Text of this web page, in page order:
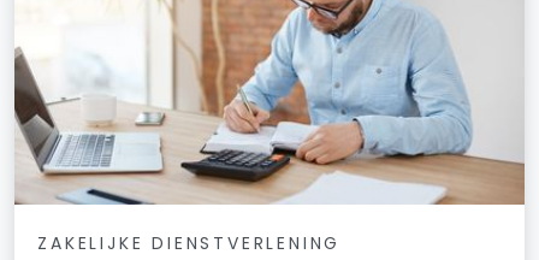
ZAKELIJKE DIENSTVERLENING